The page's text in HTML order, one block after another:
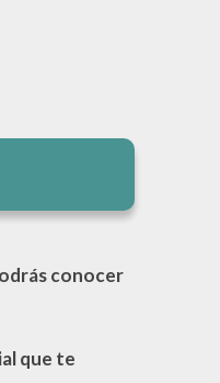
conocer
que te